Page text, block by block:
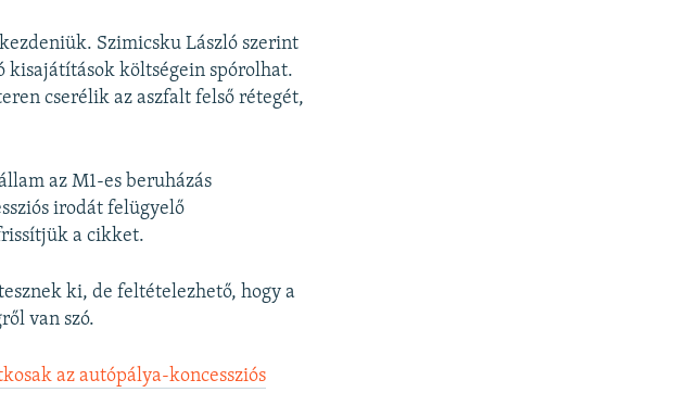
Szimicsku László szerint
kisajátítások költségein spórolhat.
cserélik az aszfalt felső rétegét,
az M1-es beruházás
irodát felügyelő
a cikket.
ki, de feltételezhető, hogy a
van szó.
az autópálya-koncessziós